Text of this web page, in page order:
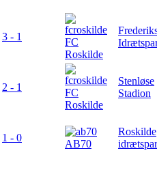
3 - 1
FC
Roskilde
2 - 1
FC
Roskilde
Stenløse
Stadion
1 - 0
AB70
Roskilde